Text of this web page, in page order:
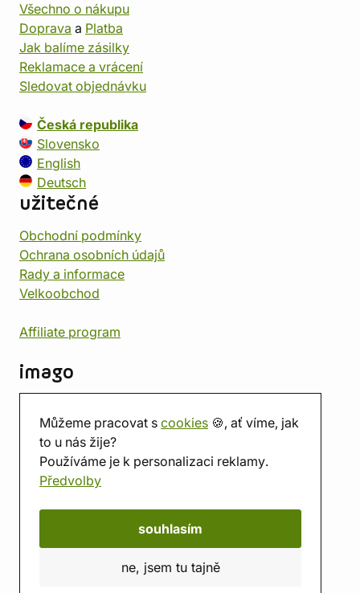
Můžeme pracovat s cookies 🍪, ať víme, jak
to u nás žije?
Používáme je k personalizaci reklamy.
Předvolby
souhlasím
ne, jsem tu tajně
Všechno o nákupu
Doprava a Platba
Jak balíme zásilky
Reklamace a vrácení
Sledovat objednávku
Česká republika
Slovensko
English
Deutsch
užitečné
Obchodní podmínky
Ochrana osobních údajů
Rady a informace
Velkoobchod
Affiliate program
imago
Prodejna
Herna
O nás
Hodnocení obchodu